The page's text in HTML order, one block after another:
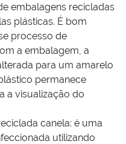
embalagens recicladas
plásticas. É bom
processo de
a embalagem, a
para um amarelo
permanece
a visualização do
canela: é uma
utilizando